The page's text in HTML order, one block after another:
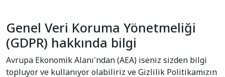
Genel Veri Koruma Yönetmeliği
(GDPR) hakkında bilgi
Avrupa Ekonomik Alanı'ndan (AEA) iseniz sizden bilgi
topluyor ve kullanıyor olabiliriz ve Gizlilik Politikamızın